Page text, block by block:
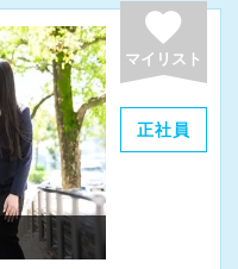
可
す。
、目や脳が疲れた
もしながら、作業
ッフともやりとり
favorite
マイリスト
正社員